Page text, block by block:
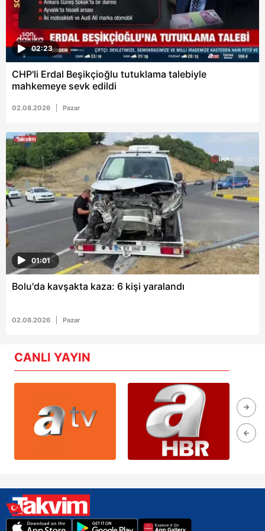
02:23
CHP'li Erdal Beşikçioğlu tutuklama talebiyle
mahkemeye sevk edildi
02.08.2026 Pazar
01:01
Bolu'da kavşakta kaza: 6 kişi yaralandı
02.08.2026 Pazar
CANLI YAYIN